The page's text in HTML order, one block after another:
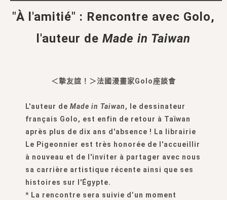
"À l'amitié" : Rencontre avec Golo,
l'auteur de Made in Taiwan
＜摯友誼！＞法國漫畫家Golo座談會
L'auteur de Made in Taiwan, le dessinateur
français Golo, est enfin de retour à Taïwan
après plus de dix ans d'absence ! La librairie
Le Pigeonnier est très honorée de l'accueillir
à nouveau et de l'inviter à partager avec nous
sa carrière artistique récente ainsi que ses
histoires sur l'Égypte.
* La rencontre sera suivie d’un moment